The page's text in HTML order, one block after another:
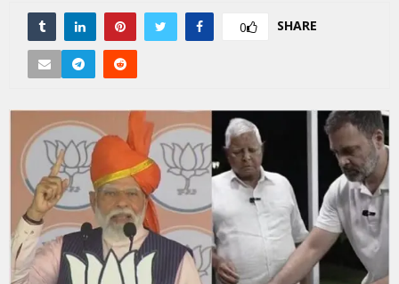
SHARE
0